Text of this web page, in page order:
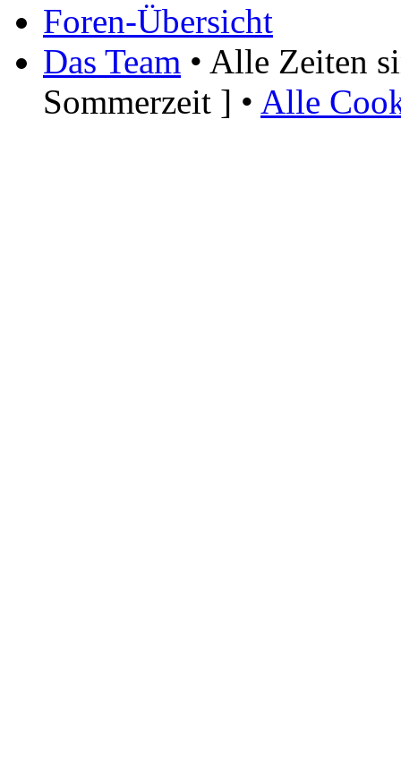
Foren-Übersicht
Das Team • Alle Zeiten
Sommerzeit ] • Alle